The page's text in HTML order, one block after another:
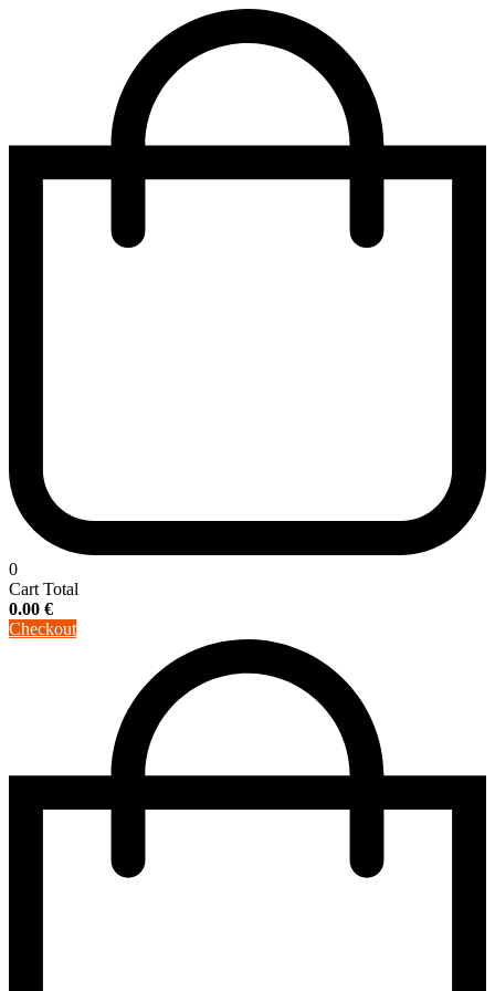
0
Cart Total
0.00 €
Checkout